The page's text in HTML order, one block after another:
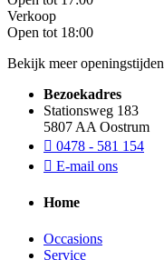
Verkoop
Open tot 18:00
Bekijk meer openingstijden
Bezoekadres
Stationsweg 183
5807 AA Oostrum
0478 - 581 154
E-mail ons
Home
Occasions
Service